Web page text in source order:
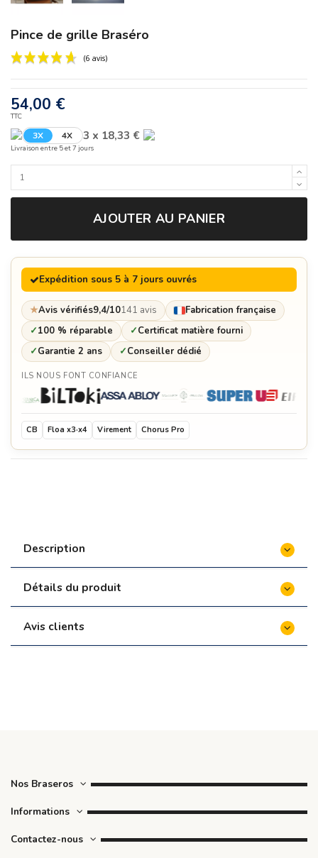
Pince de grille Braséro
(6 avis)
54,00 €
TTC
3X 4X 3 x 18,33 €
Livraison entre 5 et 7 jours
AJOUTER AU PANIER
Expédition sous 5 à 7 jours ouvrés
★Avis vérifiés9,4/10141 avis
Fabrication française
✓100 % réparable ✓Certificat matière fourni
✓Garantie 2 ans ✓Conseiller dédié
ILS NOUS FONT CONFIANCE
CB Floa x3·x4 Virement Chorus Pro
Description
Détails du produit
Avis clients
Nos Braseros
Informations
Contactez-nous